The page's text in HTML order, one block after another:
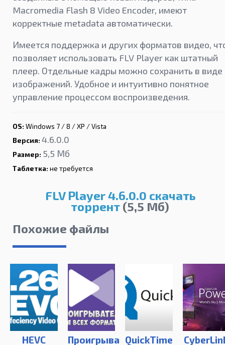
Macromedia Flash 8 Video Encoder, имеют
корректные metadata автоматически.
Имеется поддержка и других форматов видео,
позволяет использовать FLV Player как штатный
плеер. Отдельные кадры можно сохранить в виде
изображений. Удобное и интуитивно понятное
управление процессом воспроизведения.
OS: Windows 7 / 8 / XP / Vista
Версия: 4.6.0.0
Размер: 5,5 Мб
Таблетка: не требуется
FLV Player 4.6.0.0 скачать
торрент (5,5 Мб)
Похожие файлы
HEVC ПроигрывательQuickTime